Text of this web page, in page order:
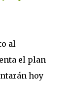
al
el plan
hoy